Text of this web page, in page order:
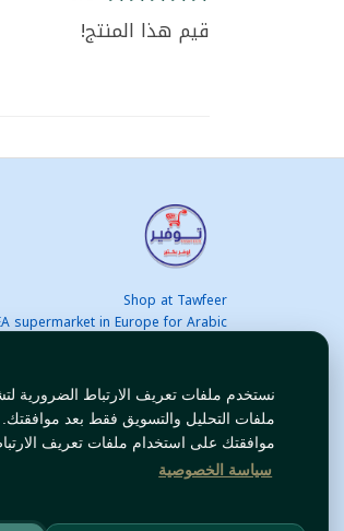
نستخدم ملفات تعريف الارتباط الضرورية
ملفات التحليل والتسويق فقط بعد
موافقتك على استخدام ملفات تعريف
سياسة الخصوصية
قيم هذا المنتج!
Shop at Tawfeer
supermarket in Europe for Arabic